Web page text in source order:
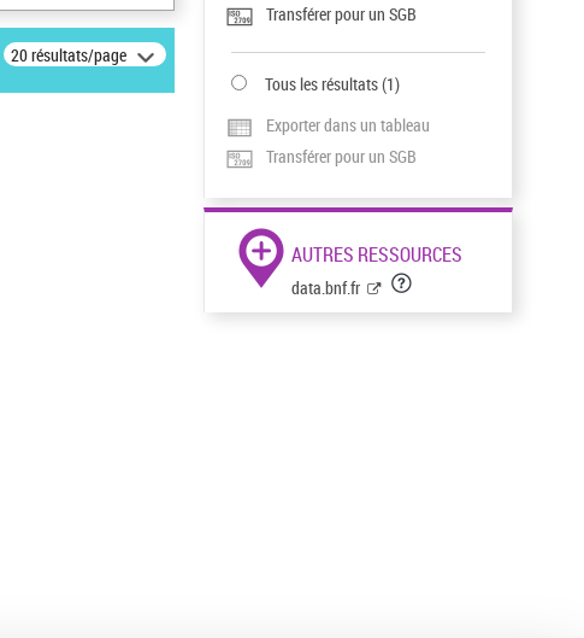
20 résultats/page
Transférer pour un SGB
Tous les résultats(1)
Exporter dans un tableau
Transférer pour un SGB
AUTRES RESSOURCES
data.bnf.fr